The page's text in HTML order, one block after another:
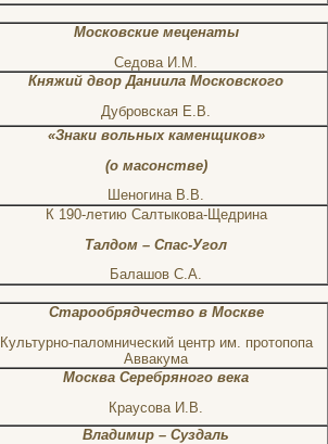
Московские меценаты
Седова И.М.
Княжий двор Даниила Московского
Дубровская Е.В.
«Знаки вольных каменщиков»
(о масонстве)
Шеногина В.В.
К 190-летию Салтыкова-Щедрина
Талдом – Спас-Угол
Балашов С.А.
Старообрядчество в Москве
Культурно-паломнический центр им. протопопа
Аввакума
Москва Серебряного века
Краусова И.В.
Владимир – Суздаль